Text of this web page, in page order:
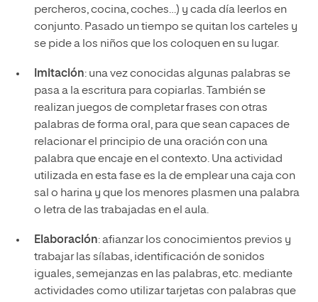
percheros, cocina, coches…) y cada día leerlos en
conjunto. Pasado un tiempo se quitan los carteles y
se pide a los niños que los coloquen en su lugar.
Imitación: una vez conocidas algunas palabras se
pasa a la escritura para copiarlas. También se
realizan juegos de completar frases con otras
palabras de forma oral, para que sean capaces de
relacionar el principio de una oración con una
palabra que encaje en el contexto. Una actividad
utilizada en esta fase es la de emplear una caja con
sal o harina y que los menores plasmen una palabra
o letra de las trabajadas en el aula.
Elaboración: afianzar los conocimientos previos y
trabajar las sílabas, identificación de sonidos
iguales, semejanzas en las palabras, etc. mediante
actividades como utilizar tarjetas con palabras que